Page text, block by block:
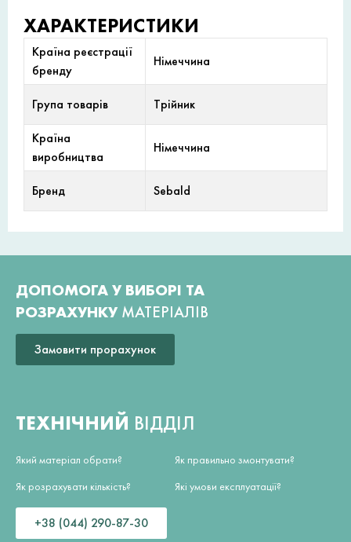
ХАРАКТЕРИСТИКИ
Країна реєстрації
бренду
Німеччина
Група товарів Трійник
Країна
виробництва
Німеччина
Бренд Sebald
ДОПОМОГА У ВИБОРІ ТА
РОЗРАХУНКУ МАТЕРІАЛІВ
Замовити прорахунок
ТЕХНІЧНИЙ ВІДДІЛ
Який матеріал обрати?
Як розрахувати кількість?
Як правильно змонтувати?
Які умови експлуатації?
+38 (044) 290-87-30